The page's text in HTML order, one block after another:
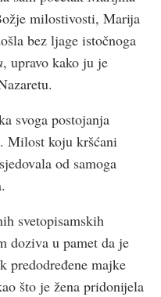
milostivosti, Marija
bez ljage istočnoga
, upravo kako ju je
svoga postojanja
Milost koju kršćani
od samoga
svetopisamskih
doziva u pamet da je
predodređene majke
što je žena pridonijela